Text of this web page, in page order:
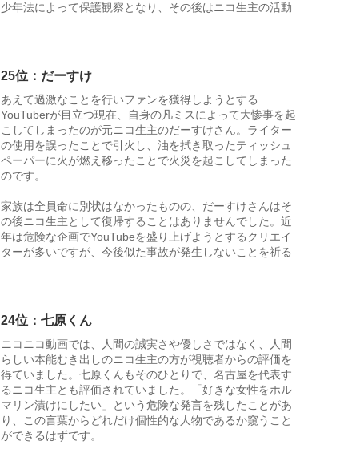
少年法によって保護観察となり、その後はニコ生主の活動
25位：だーすけ
あえて過激なことを行いファンを獲得しようとする
YouTuberが目立つ現在、自身の凡ミスによって大惨事を起
こしてしまったのが元ニコ生主のだーすけさん。ライター
の使用を誤ったことで引火し、油を拭き取ったティッシュ
ペーパーに火が燃え移ったことで火災を起こしてしまった
のです。
家族は全員命に別状はなかったものの、だーすけさんはそ
の後ニコ生主として復帰することはありませんでした。近
年は危険な企画でYouTubeを盛り上げようとするクリエイ
ターが多いですが、今後似た事故が発生しないことを祈る
24位：七原くん
ニコニコ動画では、人間の誠実さや優しさではなく、人間
らしい本能むき出しのニコ生主の方が視聴者からの評価を
得ていました。七原くんもそのひとりで、名古屋を代表す
るニコ生主とも評価されていました。「好きな女性をホル
マリン漬けにしたい」という危険な発言を残したことがあ
り、この言葉からどれだけ個性的な人物であるか窺うこと
ができるはずです。